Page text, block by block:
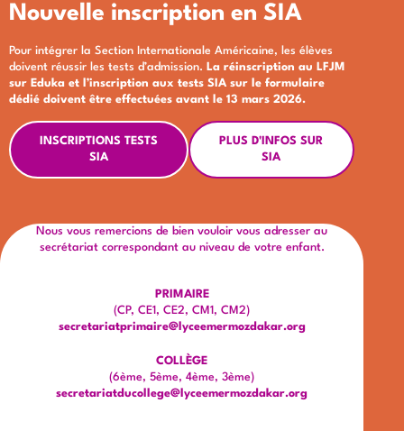
Nouvelle inscription en SIA
Pour intégrer la Section Internationale Américaine, les élèves
doivent réussir les tests d’admission. La réinscription au LFJM
sur Eduka et l’inscription aux tests SIA sur le formulaire
dédié doivent être effectuées avant le 13 mars 2026.
INSCRIPTIONS TESTS
SIA
PLUS D'INFOS SUR
SIA
Nous vous remercions de bien vouloir vous adresser au
secrétariat correspondant au niveau de votre enfant.
PRIMAIRE
(CP, CE1, CE2, CM1, CM2)
secretariatprimaire@lyceemermozdakar.org
COLLÈGE
(6ème, 5ème, 4ème, 3ème)
secretariatducollege@lyceemermozdakar.org